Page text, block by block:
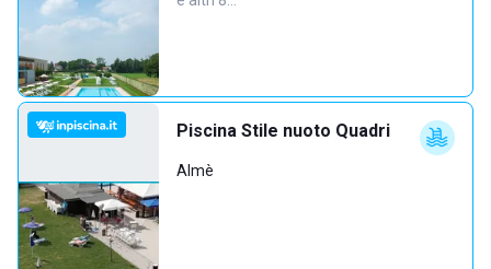
Piscina Stile nuoto Quadri
Almè